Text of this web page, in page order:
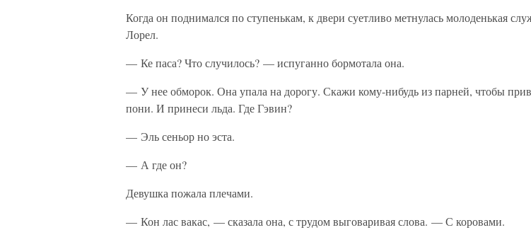
Когда он поднимался по ступенькам, к двери суетливо метнулась молоденькая
Лорел.
— Ке паса? Что случилось? — испуганно бормотала она.
— У нее обморок. Она упала на дорогу. Скажи кому-нибудь из парней, чтобы
пони. И принеси льда. Где Гэвин?
— Эль сеньор но эста.
— А где он?
Девушка пожала плечами.
— Кон лас вакас, — сказала она, с трудом выговаривая слова. — С коровами.